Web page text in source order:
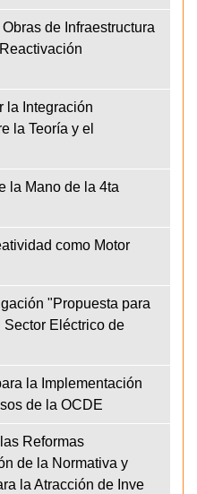
de Infraestructura
la Integración
la Teoría y el
la Mano de la 4ta
como Motor
"Propuesta para
Eléctrico de
la Implementación
de la OCDE
Reformas
de la Normativa y
la Atracción de Inve